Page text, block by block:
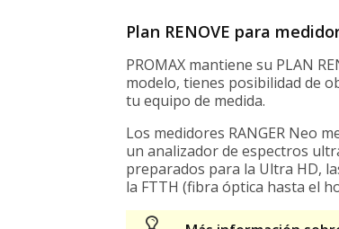
Plan RENOVE para
PROMAX mantiene su PLAN
modelo, tienes posibilidad de
tu equipo de medida.
Los medidores RANGER Neo
un analizador de espectros
preparados para la Ultra HD,
la FTTH (fibra óptica hasta el